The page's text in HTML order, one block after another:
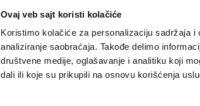
Ovaj veb sajt koristi kolačiće
Koristimo kolačiće za personalizaciju sadržaja
analiziranje saobraćaja. Takođe delimo
društvene medije, oglašavanje i analitiku koji
dali ili koje su prikupili na osnovu korišćenja